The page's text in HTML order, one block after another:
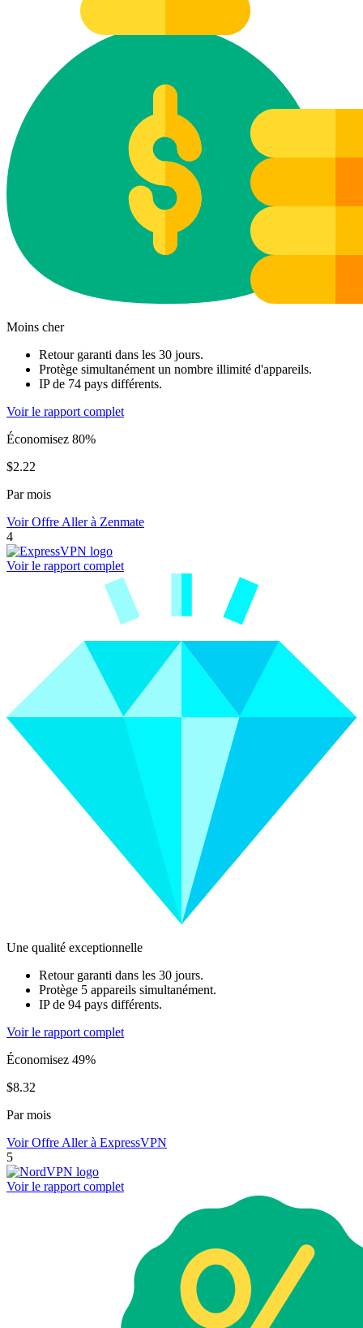
Moins cher
Retour garanti dans les 30 jours.
Protège simultanément un nombre illimité d'appareils.
IP de 74 pays différents.
Voir le rapport complet
Économisez 80%
$2.22
Par mois
Voir Offre Aller à Zenmate
4
Voir le rapport complet
Une qualité exceptionnelle
Retour garanti dans les 30 jours.
Protège 5 appareils simultanément.
IP de 94 pays différents.
Voir le rapport complet
Économisez 49%
$8.32
Par mois
Voir Offre Aller à ExpressVPN
5
Voir le rapport complet